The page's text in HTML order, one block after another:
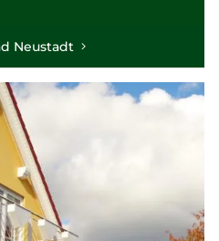
Neustadt